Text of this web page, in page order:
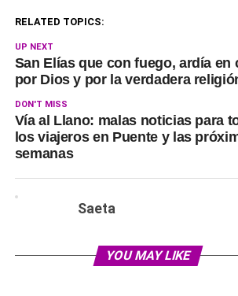
RELATED TOPICS:
UP NEXT
San Elías que con fuego, ardía en
por Dios y por la verdadera
DON'T MISS
Vía al Llano: malas noticias para
los viajeros en Puente y las
semanas
Saeta
YOU MAY LIKE